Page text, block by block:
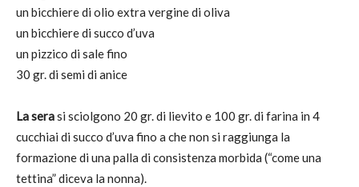
un bicchiere di olio extra vergine di oliva
un bicchiere di succo d’uva
un pizzico di sale fino
30 gr. di semi di anice
La serasi sciolgono 20 gr. di lievito e 100 gr. di farina in 4
cucchiai di succo d’uva fino a che non si raggiunga la
formazione di una palla di consistenza morbida (“come una
tettina” diceva la nonna).